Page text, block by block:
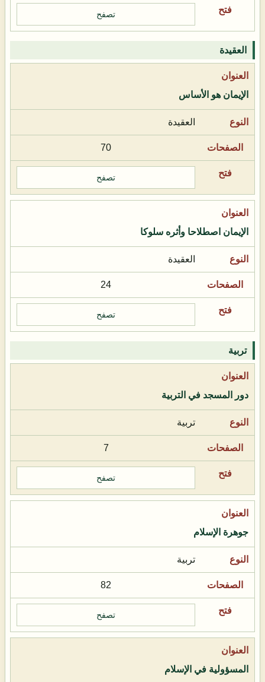
تصفح
العقيدة
الإيمان هو الأساس
العقيدة
70
تصفح
الإيمان اصطلاحا وأثره سلوكا
العقيدة
24
تصفح
تربية
دور المسجد في التربية
تربية
7
تصفح
جوهرة الإسلام
تربية
82
تصفح
المسؤولية في الإسلام